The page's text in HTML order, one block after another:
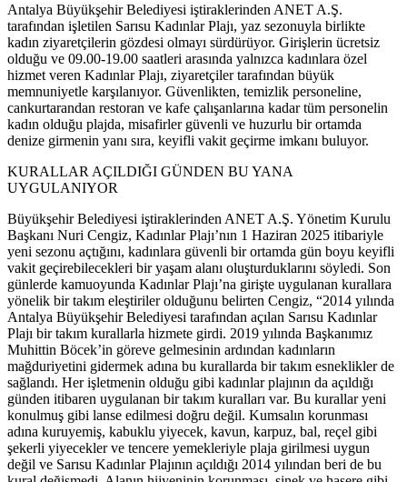
Antalya Büyükşehir Belediyesi iştiraklerinden ANET A.Ş.
tarafından işletilen Sarısu Kadınlar Plajı, yaz sezonuyla birlikte
kadın ziyaretçilerin gözdesi olmayı sürdürüyor. Girişlerin ücretsiz
olduğu ve 09.00-19.00 saatleri arasında yalnızca kadınlara özel
hizmet veren Kadınlar Plajı, ziyaretçiler tarafından büyük
memnuniyetle karşılanıyor. Güvenlikten, temizlik personeline,
cankurtarandan restoran ve kafe çalışanlarına kadar tüm personelin
kadın olduğu plajda, misafirler güvenli ve huzurlu bir ortamda
denize girmenin yanı sıra, keyifli vakit geçirme imkanı buluyor.
KURALLAR AÇILDIĞI GÜNDEN BU YANA
UYGULANIYOR
Büyükşehir Belediyesi iştiraklerinden ANET A.Ş. Yönetim Kurulu
Başkanı Nuri Cengiz, Kadınlar Plajı’nın 1 Haziran 2025 itibariyle
yeni sezonu açtığını, kadınlara güvenli bir ortamda gün boyu keyifli
vakit geçirebilecekleri bir yaşam alanı oluşturduklarını söyledi. Son
günlerde kamuoyunda Kadınlar Plajı’na girişte uygulanan kurallara
yönelik bir takım eleştiriler olduğunu belirten Cengiz, “2014 yılında
Antalya Büyükşehir Belediyesi tarafından açılan Sarısu Kadınlar
Plajı bir takım kurallarla hizmete girdi. 2019 yılında Başkanımız
Muhittin Böcek’in göreve gelmesinin ardından kadınların
mağduriyetini gidermek adına bu kurallarda bir takım esneklikler de
sağlandı. Her işletmenin olduğu gibi kadınlar plajının da açıldığı
günden itibaren uygulanan bir takım kuralları var. Bu kurallar yeni
konulmuş gibi lanse edilmesi doğru değil. Kumsalın korunması
adına kuruyemiş, kabuklu yiyecek, kavun, karpuz, bal, reçel gibi
şekerli yiyecekler ve tencere yemekleriyle plaja girilmesi uygun
değil ve Sarısu Kadınlar Plajının açıldığı 2014 yılından beri de bu